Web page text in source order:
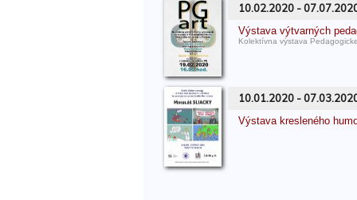
10.02.2020 -
Výstava výtvarných
Kolektívna výstava
10.01.2020 -
Výstava kresleného